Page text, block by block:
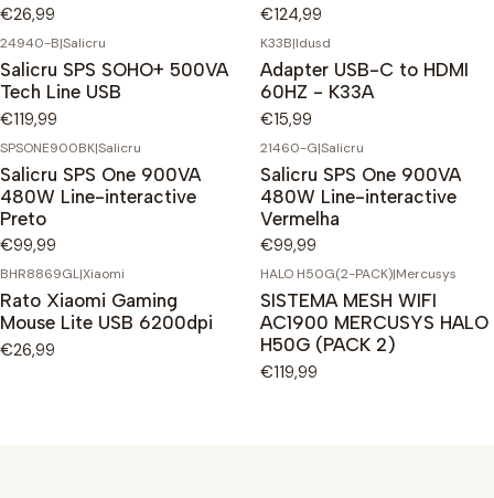
€26,99
€124,99
24940-B|Salicru
Salicru SPS SOHO+ 500VA
Tech Line USB
€119,99
K33B|Idusd
Adapter USB-C to HDMI
60HZ - K33A
€15,99
SPSONE900BK|Salicru
Salicru SPS One 900VA
480W Line-interactive
Preto
€99,99
21460-G|Salicru
Salicru SPS One 900VA
480W Line-interactive
Vermelha
€99,99
BHR8869GL|Xiaomi
Rato Xiaomi Gaming
Mouse Lite USB 6200dpi
€26,99
HALO H50G(2-PACK)|Mercusys
SISTEMA MESH WIFI
AC1900 MERCUSYS HALO
H50G (PACK 2)
€119,99